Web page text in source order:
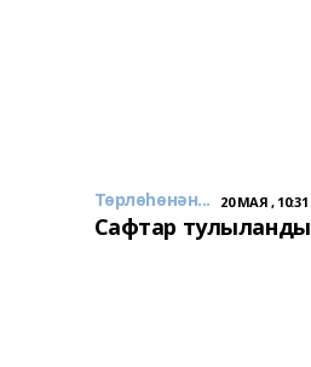
Төрлөһөнән... 20 МАЯ , 10:31
Сафтар тулыланды